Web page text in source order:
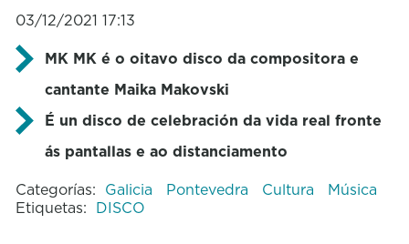
03/12/2021 17:13
MK MK é o oitavo disco da compositora e
cantante Maika Makovski
É un disco de celebración da vida real fronte
ás pantallas e ao distanciamento
Categorías: Galicia Pontevedra Cultura
Música
Etiquetas: DISCO